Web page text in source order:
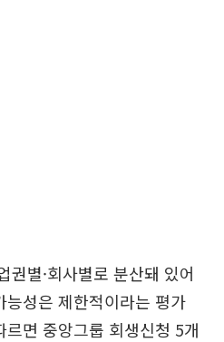
권별·회사별로 분산돼 있어
성은 제한적이라는 평가
면 중앙그룹 회생신청 5개